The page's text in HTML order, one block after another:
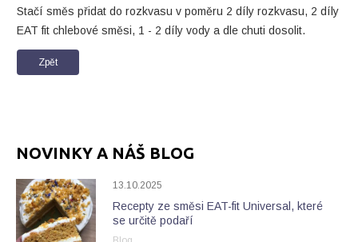
Stačí směs přidat do rozkvasu v poměru 2 díly rozkvasu, 2 díly
EAT fit chlebové směsi, 1 - 2 díly vody a dle chuti dosolit.
Zpět
NOVINKY A NÁŠ BLOG
13.10.2025
Recepty ze směsi EAT-fit Universal, které
se určitě podaří